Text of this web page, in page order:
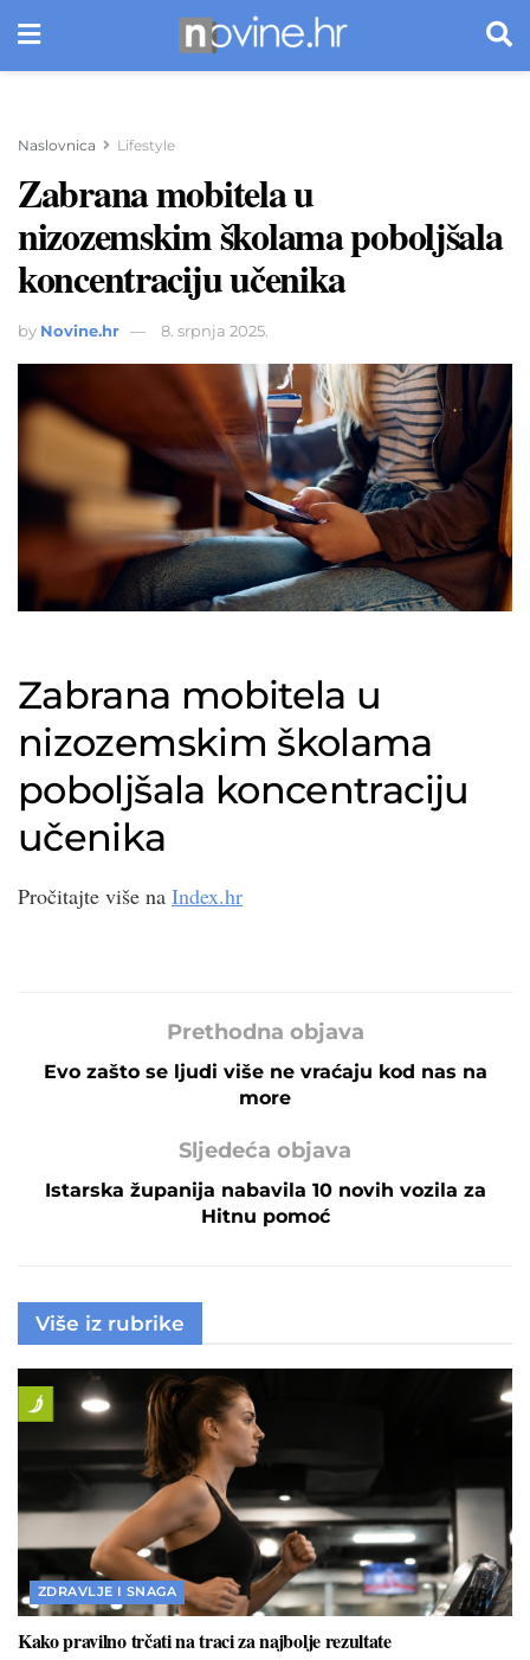
Naslovnica Lifestyle
Zabrana mobitela u
nizozemskim školama poboljšala
koncentraciju učenika
by Novine.hr 8. srpnja 2025.
Zabrana mobitela u
nizozemskim školama
poboljšala koncentraciju
učenika
Pročitajte više na Index.hr
Prethodna objava
Evo zašto se ljudi više ne vraćaju kod nas na
more
Sljedeća objava
Istarska županija nabavila 10 novih vozila za
Hitnu pomoć
Više iz rubrike
ZDRAVLJE I SNAGA
Kako pravilno trčati na traci za najbolje rezultate